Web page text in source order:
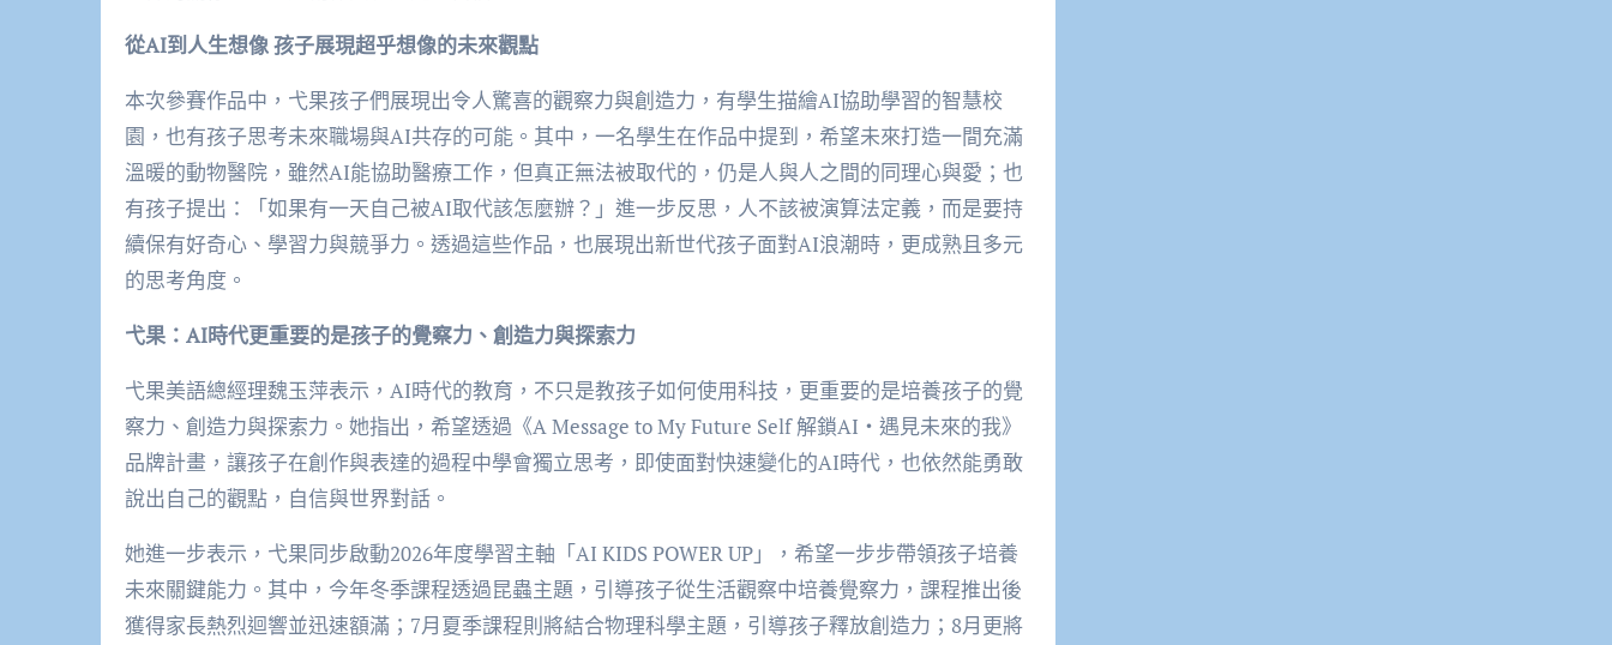
從AI到人生想像 孩子展現超乎想像的未來觀點
本次參賽作品中，弋果孩子們展現出令人驚喜的觀察力與創造力，有學生描繪AI協助學習的智慧校
園，也有孩子思考未來職場與AI共存的可能。其中，一名學生在作品中提到，希望未來打造一間充滿
溫暖的動物醫院，雖然AI能協助醫療工作，但真正無法被取代的，仍是人與人之間的同理心與愛；也
有孩子提出：「如果有一天自己被AI取代該怎麼辦？」進一步反思，人不該被演算法定義，而是要持
續保有好奇心、學習力與競爭力。透過這些作品，也展現出新世代孩子面對AI浪潮時，更成熟且多元
的思考角度。
弋果：AI時代更重要的是孩子的覺察力、創造力與探索力
弋果美語總經理魏玉萍表示，AI時代的教育，不只是教孩子如何使用科技，更重要的是培養孩子的覺
察力、創造力與探索力。她指出，希望透過《A Message to My Future Self 解鎖AI・遇見未來的我》
品牌計畫，讓孩子在創作與表達的過程中學會獨立思考，即使面對快速變化的AI時代，也依然能勇敢
說出自己的觀點，自信與世界對話。
她進一步表示，弋果同步啟動2026年度學習主軸「AI KIDS POWER UP」，希望一步步帶領孩子培養
未來關鍵能力。其中，今年冬季課程透過昆蟲主題，引導孩子從生活觀察中培養覺察力，課程推出後
獲得家長熱烈迴響並迅速額滿；7月夏季課程則將結合物理科學主題，引導孩子釋放創造力；8月更將